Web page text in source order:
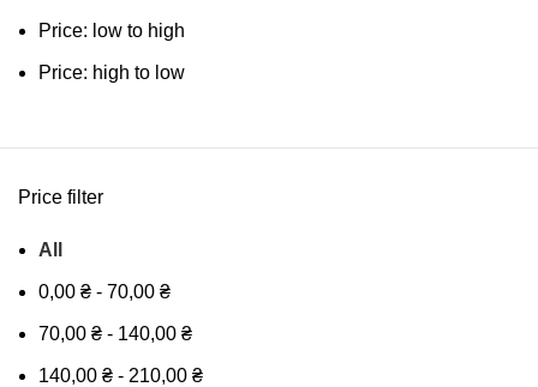
Price: low to high
Price: high to low
Price filter
All
0,00 ₴ - 70,00 ₴
70,00 ₴ - 140,00 ₴
140,00 ₴ - 210,00 ₴